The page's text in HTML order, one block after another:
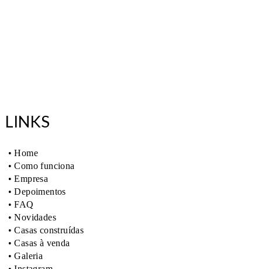
LINKS
• Home
• Como funciona
• Empresa
• Depoimentos
• FAQ
• Novidades
• Casas construídas
• Casas à venda
• Galeria